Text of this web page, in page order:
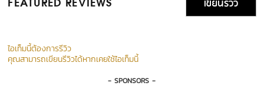
FEATURED REVIEWS เขียนรีวิว
ไอเท็มนี้ต้องการรีวิว
คุณสามารถเขียนรีวิวได้หากเคยใช้ไอเท็มนี้
- SPONSORS -